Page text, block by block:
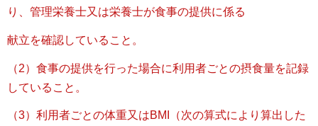
り、管理栄養士又は栄養士が食事の提供に係る
献立を確認していること。
（2）食事の提供を行った場合に利用者ごとの摂食量を記録
していること。
（3）利用者ごとの体重又はBMI（次の算式により算出した